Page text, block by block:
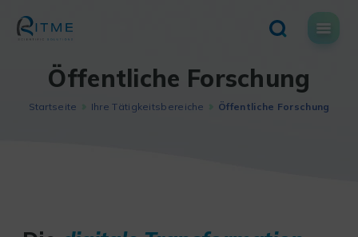
content
Öffentliche Forschung
Startseite Ihre Tätigkeitsbereiche Öffentliche Forschung